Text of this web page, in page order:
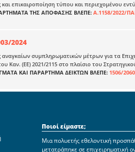
επικαιροποίηση τύπου και περιεχομένου
ΤΗΣ ΑΠΟΦΑΣΗΣ ΒΛΕΠΕ: Α.1158/2022/
2024
αναγκαίων συμπληρωματικών μέτρων για τα
Καν. (ΕΕ) 2021/2115 στο πλαίσιο του
ΚΑΙ ΠΑΡΑΡΤΗΜΑ ΔΕΙΚΤΩΝ ΒΛΕΠΕ: 1506/
Ποιοί είμαστε;
Μια πολυετής εθελοντική
μετατράπηκε σε επιχειρηματική